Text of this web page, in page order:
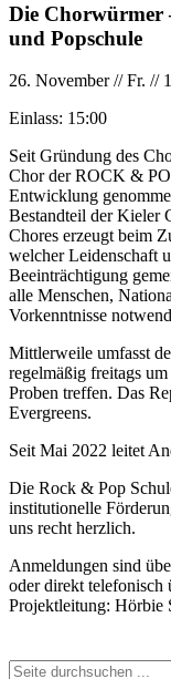
Die Chorwürmer
und Popschule
26. November//Fr. //
Einlass: 15:00
Seit Gründung des
Chor der ROCK &
Entwicklung
Bestandteil der Kieler
Chores erzeugt beim
welcher Leidenschaft
Beeinträchtigung
alle Menschen,
Vorkenntnisse
Mittlerweile umfasst
regelmäßig freitags
Proben treffen. Das
Evergreens.
Seit Mai 2022 leitet
Die Rock & Pop
institutionelle
uns recht herzlich.
Anmeldungen sind
oder direkt telefonisch
Projektleitung: Hörbie